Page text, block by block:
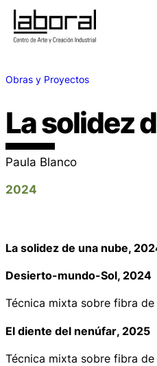
Obras y Proyectos
La solidez
Paula Blanco
2024
La solidez de una nube,
Desierto-mundo-Sol, 2024
Técnica mixta sobre fibra
El diente del nenúfar, 2025
Técnica mixta sobre fibra